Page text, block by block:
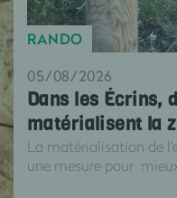
RANDO
05/08/2026
Dans les Écrins,
matérialisent la
La matérialisation de
une mesure pour